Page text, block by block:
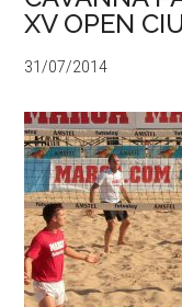
XV OPEN
31/07/2014